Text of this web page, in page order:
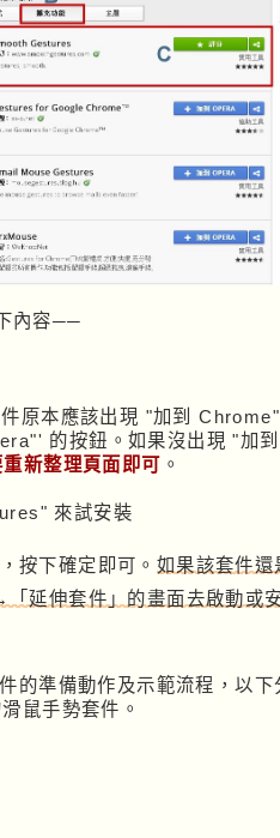
內容──
原本應該出現 "加到 Chrome"
的按鈕。如果沒出現 "加到
重新整理頁面即可 。
來試安裝
按下確定即可。 如果該套件還
延伸套件」的畫面去啟動或
的準備動作及示範流程，以下
鼠手勢套件。